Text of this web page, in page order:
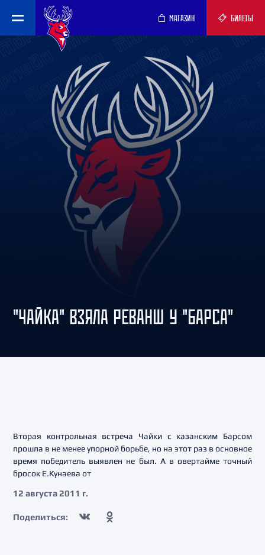
МАГАЗИН БИЛЕТЫ
"ЧАЙКА" ВЗЯЛА РЕВАНШ У "БАРСА"
Вторая контрольная встреча Чайки с казанским Барсом
прошла в не менее упорной борьбе, но на этот раз в основное
время победитель выявлен не был. А в овертайме точный
бросок Е.Кунаева от
12 августа 2011 г.
Поделиться: